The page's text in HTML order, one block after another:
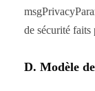
de sécurité faits
D. Modèle